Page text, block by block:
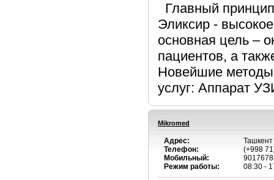
Главный
Эликсир -
основная цель –
пациентов, а
Новейшие методы
услуг: Аппарат
Mikromed
Адрес:
Телефон:
Мобильный:
Режим работы:
(+998
08:30 -